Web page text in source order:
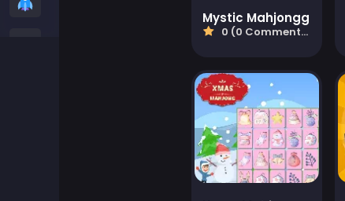
Mystic Mahjongg
0 (0 Commentaires)